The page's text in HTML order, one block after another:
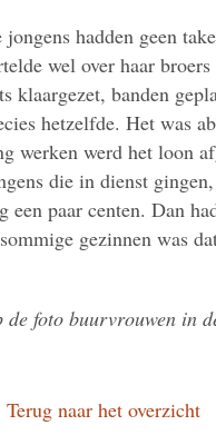
jongens hadden geen
wel over haar
klaargezet, banden
hetzelfde. Het was
werken werd het loon
die in dienst
een paar centen. Dan
gezinnen was
de foto buurvrouwen in
Terug naar het overzicht